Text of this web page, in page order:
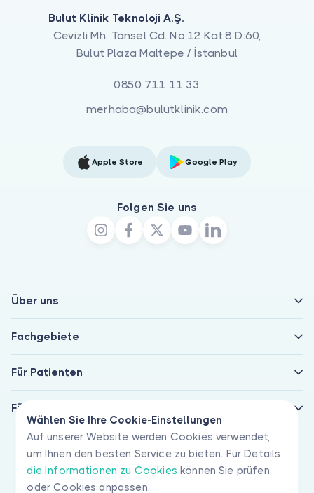
Wählen Sie Ihre Cookie-Einstellungen
Auf unserer Website werden Cookies verwendet,
um Ihnen den besten Service zu bieten. Für Details
die Informationen zu Cookieskönnen Sie prüfen
oder Cookies anpassen.
Bulut Klinik Teknoloji A.Ş.
Cevizli Mh. Tansel Cd. No:12 Kat:8 D:60,
Bulut Plaza Maltepe / İstanbul
0850 711 11 33
merhaba@bulutklinik.com
Apple Store Google Play
Folgen Sie uns
Über uns
Fachgebiete
Für Patienten
Für Ärzte